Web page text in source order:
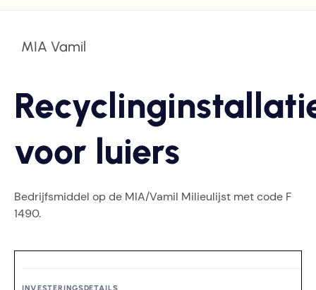
MIA Vamil
voor luiers
Bedrijfsmiddel op de MIA/Vamil Milieulijst met code F
1490.